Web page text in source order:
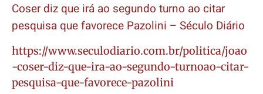
Coser diz que irá ao segundo turno ao citar
pesquisa que favorece Pazolini – Século Diário
https://www.seculodiario.com.br/politica/joao
-coser-diz-que-ira-ao-segundo-turnoao-citar-
pesquisa-que-favorece-pazolini